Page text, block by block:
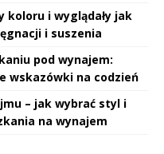
koloru i wyglądały jak
i suszenia
pod wynajem:
wskazówki na codzień
– jak wybrać styl i
na wynajem